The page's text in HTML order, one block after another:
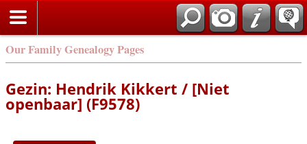
Our Family Genealogy Pages
Gezin: Hendrik Kikkert / [Niet
openbaar] (F9578)